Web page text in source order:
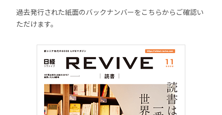
過去発行された紙面のバックナンバーをこちらからご確認い
ただけます。